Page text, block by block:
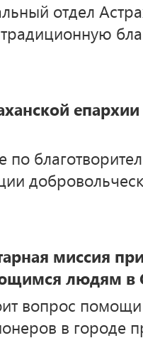
отдел
по
миссия
людям в
вопрос
в городе